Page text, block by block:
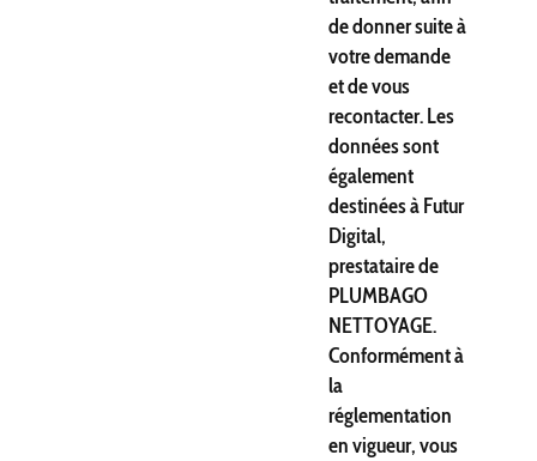
de donner suite à
votre demande
et de vous
recontacter. Les
données sont
également
destinées à Futur
Digital,
prestataire de
PLUMBAGO
NETTOYAGE.
Conformément à
la
réglementation
en vigueur, vous